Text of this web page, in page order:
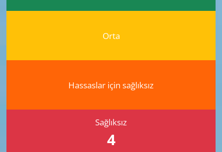
Orta
Hassaslar için sağlıksız
Sağlıksız
4